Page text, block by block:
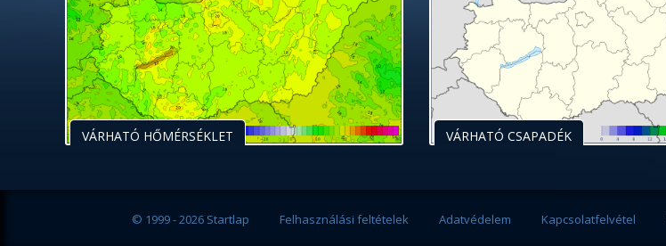
VÁRHATÓ HŐMÉRSÉKLET VÁRHATÓ CSAPADÉK
© 1999 - 2026 Startlap Felhasználási feltételek Adatvédelem Kapcsolatfelvétel